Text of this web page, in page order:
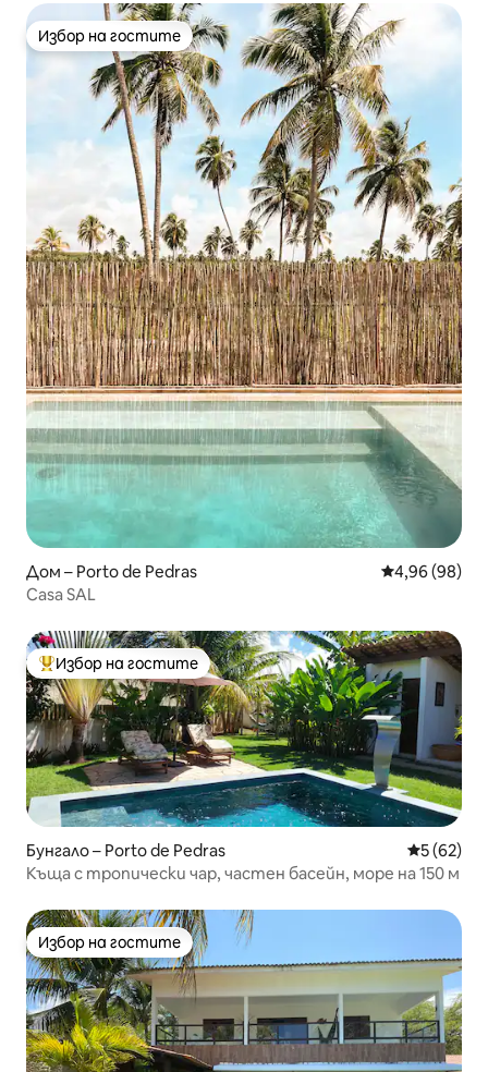
Избор на гостите
Избор на гостите
Дом – Porto de Pedras Средна
4,96 (98)
Casa SAL
Най-популярен избор на гостите
Избор на гостите
Бунгало – Porto de Pedras Средна
5 (62)
Къща с тропически чар, частен басейн, море на 150 м
Избор на гостите
Избор на гостите